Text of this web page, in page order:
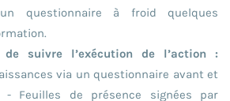
questionnaire à froid quelques
de suivre l’exécution de l’action :
via un questionnaire avant et
Feuilles de présence signées par